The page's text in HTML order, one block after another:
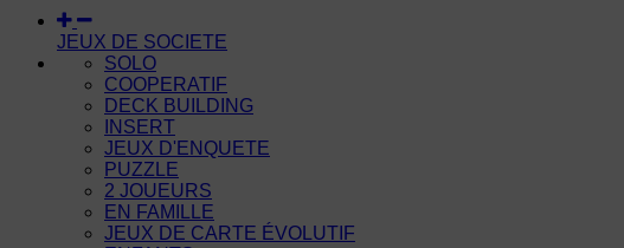
JEUX DE SOCIETE
SOLO
COOPERATIF
DECK BUILDING
INSERT
JEUX D'ENQUETE
PUZZLE
2 JOUEURS
EN FAMILLE
JEUX DE CARTE ÉVOLUTIF